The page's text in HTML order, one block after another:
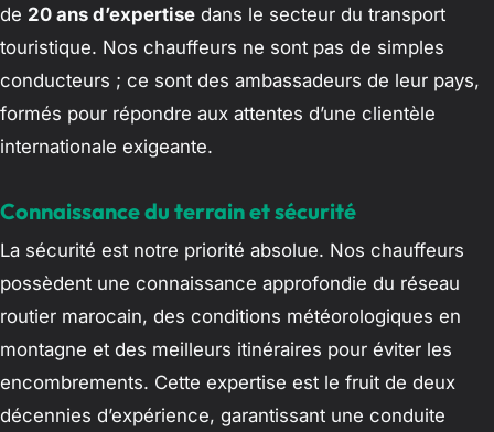
de 20 ans d’expertise dans le secteur du transport
touristique. Nos chauffeurs ne sont pas de simples
conducteurs ; ce sont des ambassadeurs de leur pays,
formés pour répondre aux attentes d’une clientèle
internationale exigeante.
Connaissance du terrain et sécurité
La sécurité est notre priorité absolue. Nos chauffeurs
possèdent une connaissance approfondie du réseau
routier marocain, des conditions météorologiques en
montagne et des meilleurs itinéraires pour éviter les
encombrements. Cette expertise est le fruit de deux
décennies d’expérience, garantissant une conduite